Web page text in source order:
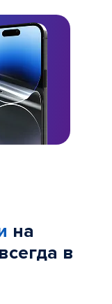
на
всегда в